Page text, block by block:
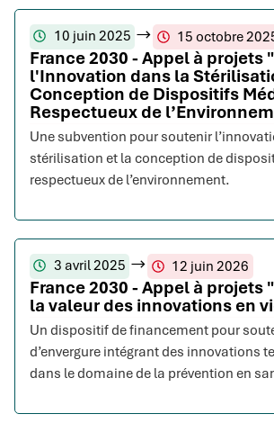
10 juin 2025 15 octobre
France 2030 - Appel à projets
l'Innovation dans la
Conception de Dispositifs
Respectueux de
Une subvention pour soutenir
stérilisation et la conception de
respectueux de l’environnement.
3 avril 2025 12 juin 2026
France 2030 - Appel à projets
la valeur des innovations en
Un dispositif de financement pour
d’envergure intégrant des innovations
dans le domaine de la prévention en